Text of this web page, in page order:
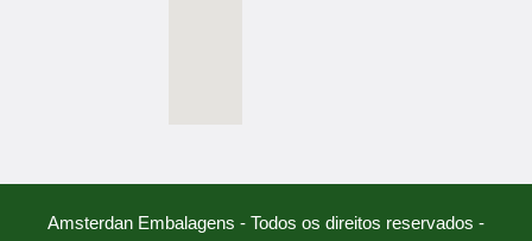
Amsterdan Embalagens - Todos os direitos reservados -